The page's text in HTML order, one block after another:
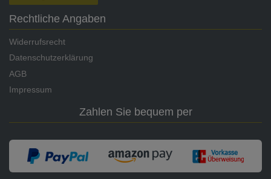
Rechtliche Angaben
Widerrufsrecht
Datenschutzerklärung
AGB
Impressum
Zahlen Sie bequem per